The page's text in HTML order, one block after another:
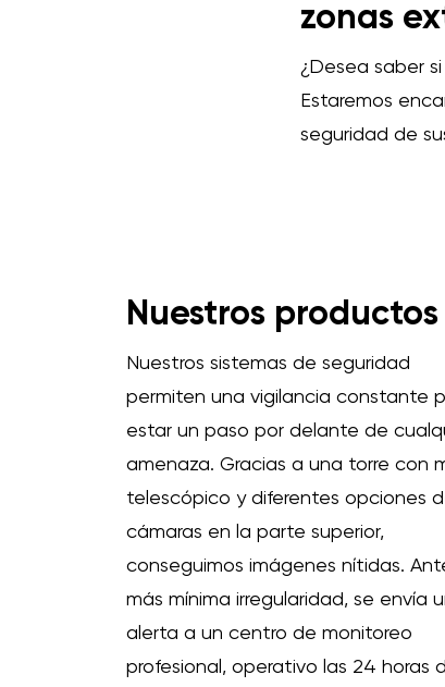
zonas
¿Desea saber
Estaremos
seguridad de
Nuestros productos
Nuestros sistemas de seguridad
permiten una vigilancia constante
estar un paso por delante de
amenaza. Gracias a una torre con
telescópico y diferentes opciones
cámaras en la parte superior,
conseguimos imágenes nítidas.
más mínima irregularidad, se envía
alerta a un centro de monitoreo
profesional, operativo las 24 horas